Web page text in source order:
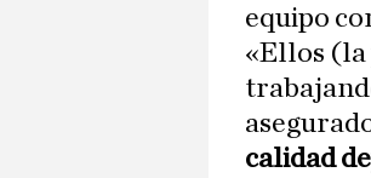
equipo
«Ellos (la
calidad